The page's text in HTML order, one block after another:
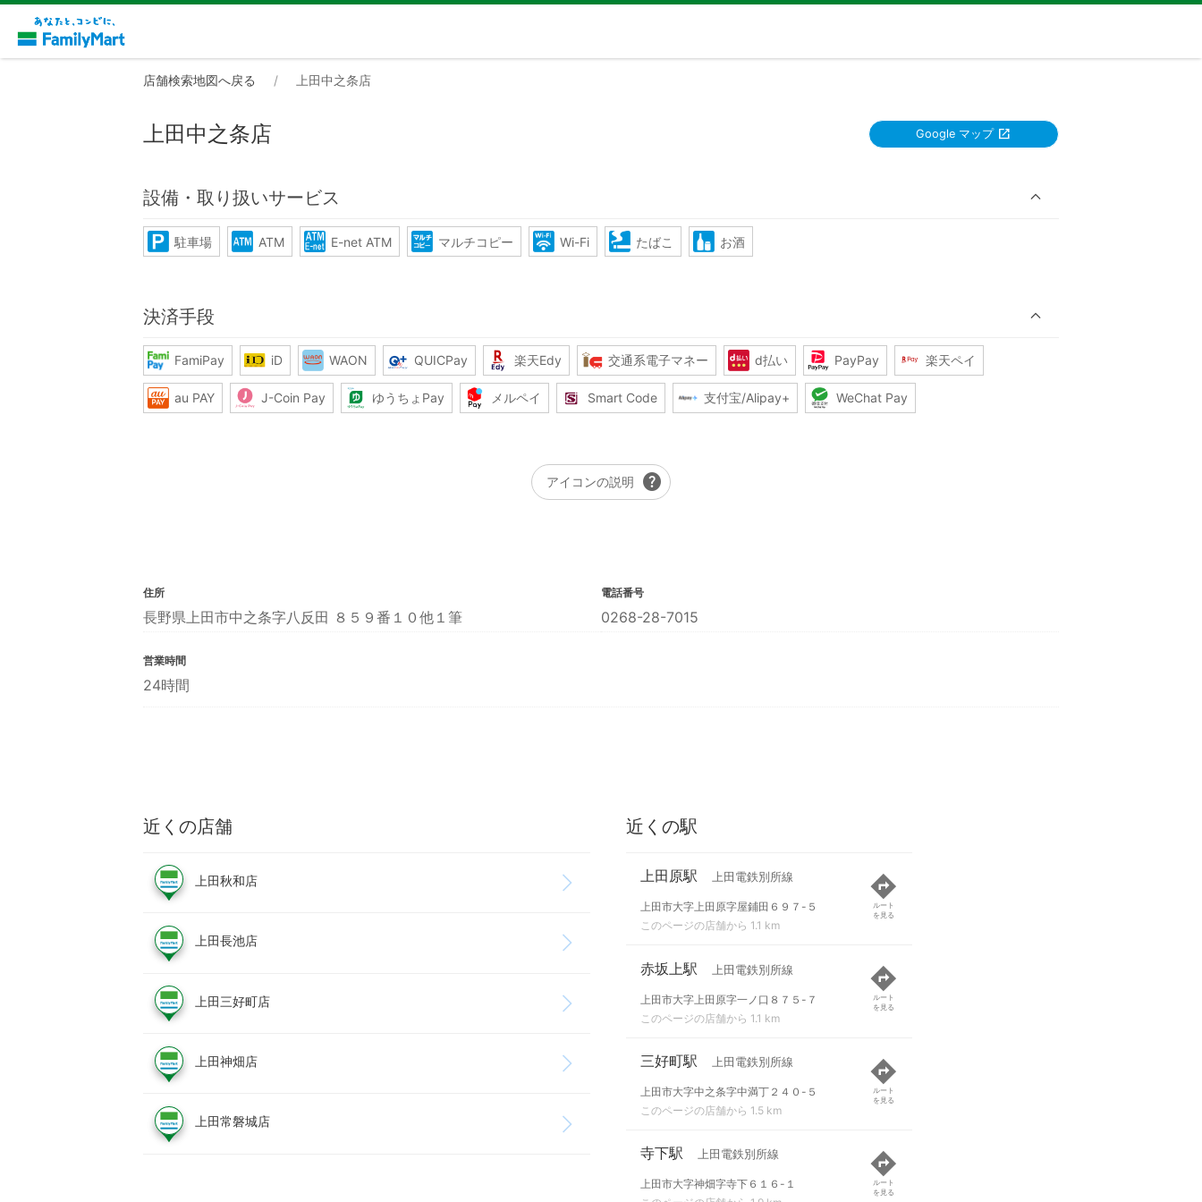
店舗検索地図へ戻る 上田中之条店
上田中之条店 Google マップ
設備・取り扱いサービス
駐車場 ATM E-net ATM マルチコピー Wi-Fi たばこ お酒
決済手段
FamiPay iD WAON QUICPay 楽天Edy 交通系電子マネー d払い PayPay 楽天ペイ
au PAY J-Coin Pay ゆうちょPay メルペイ Smart Code 支付宝/Alipay+ WeChat Pay
アイコンの説明 help
住所
長野県上田市中之条字八反田 ８５９番１０他１筆
電話番号
0268-28-7015
営業時間
24時間
近くの店舗
上田秋和店
上田長池店
上田三好町店
上田神畑店
上田常磐城店
近くの駅
上田原駅 上田電鉄別所線
上田市大字上田原字屋鋪田６９７-５
このページの店舗から 1.1 km
ルート
を見る
赤坂上駅 上田電鉄別所線
上田市大字上田原字一ノ口８７５-７
このページの店舗から 1.1 km
ルート
を見る
三好町駅 上田電鉄別所線
上田市大字中之条字中満丁２４０-５
このページの店舗から 1.5 km
ルート
を見る
寺下駅 上田電鉄別所線
上田市大字神畑字寺下６１６-１
ルート
を見る